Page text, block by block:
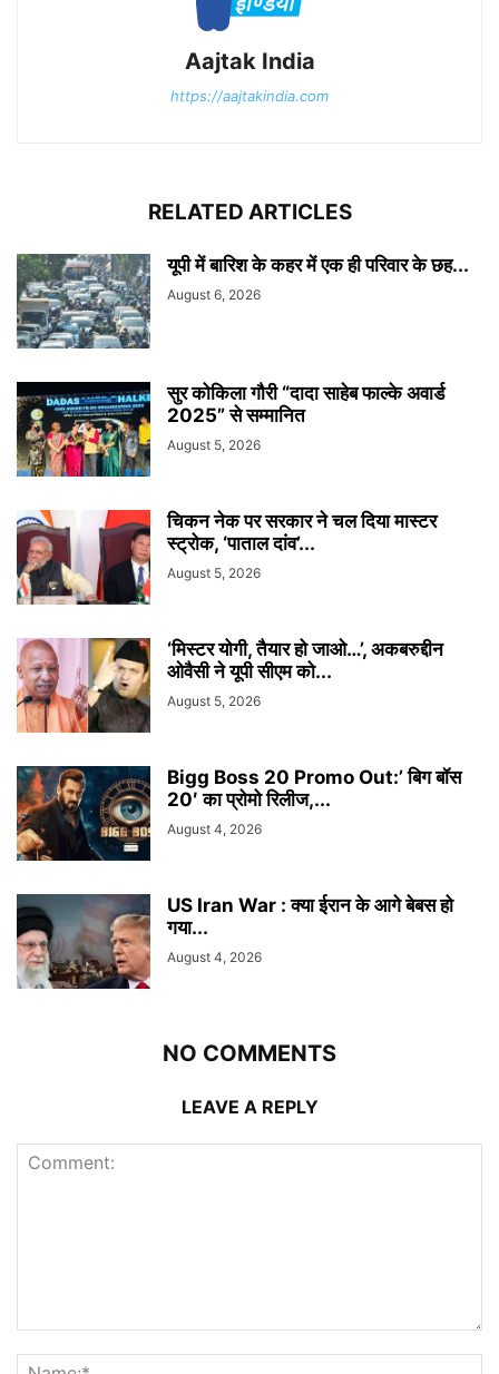
Aajtak India
https://aajtakindia.com
RELATED ARTICLES
यूपी में बारिश के कहर में एक ही परिवार के छह...
August 6, 2026
सुर कोकिला गौरी “दादा साहेब फाल्के अवार्ड
2025” से सम्मानित
August 5, 2026
चिकन नेक पर सरकार ने चल दिया मास्टर
स्ट्रोक, ‘पाताल दांव’...
August 5, 2026
‘मिस्टर योगी, तैयार हो जाओ…’, अकबरुद्दीन
ओवैसी ने यूपी सीएम को...
August 5, 2026
Bigg Boss 20 Promo Out:’ बिग बॉस
20′ का प्रोमो रिलीज,...
August 4, 2026
US Iran War : क्या ईरान के आगे बेबस हो
गया...
August 4, 2026
NO COMMENTS
LEAVE A REPLY